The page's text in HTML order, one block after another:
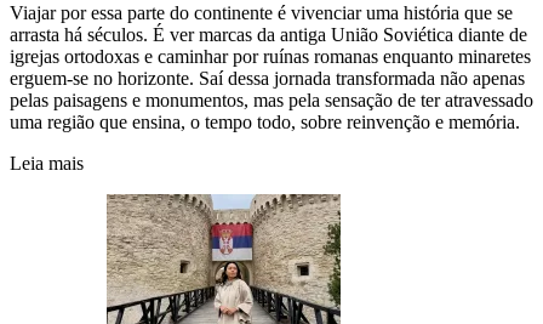
Viajar por essa parte do continente é vivenciar uma história que se
arrasta há séculos. É ver marcas da antiga União Soviética diante de
igrejas ortodoxas e caminhar por ruínas romanas enquanto minaretes
erguem-se no horizonte. Saí dessa jornada transformada não apenas
pelas paisagens e monumentos, mas pela sensação de ter atravessado
uma região que ensina, o tempo todo, sobre reinvenção e memória.
Leia mais